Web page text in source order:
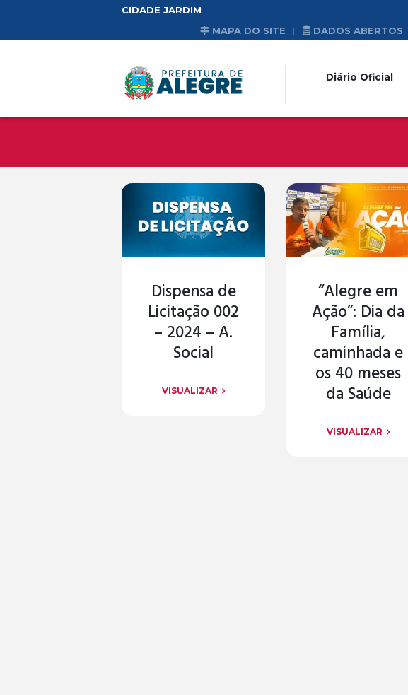
CIDADE JARDIM
MAPA DO SITE
DADOS ABERTOS
Diário Oficial
Dispensa de
Licitação 002
– 2024 – A.
Social
VISUALIZAR
“Alegre em
Ação”: Dia da
Família,
caminhada e
os 40 meses
da Saúde
VISUALIZAR